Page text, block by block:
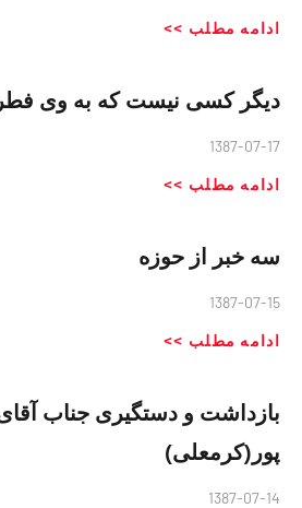
ادامه مطلب >>
دیگر کسی نیست که به وی
1387-07-17
ادامه مطلب >>
سه خبر از حوزه
1387-07-15
ادامه مطلب >>
بازداشت و دستگیری جناب
پور(کرمعلی)
1387-07-14